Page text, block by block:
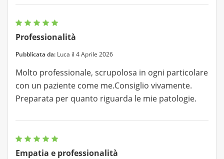
Professionalità
Pubblicata da: Luca il 4 Aprile 2026
Molto professionale, scrupolosa in ogni particolare
con un paziente come me.Consiglio vivamente.
Preparata per quanto riguarda le mie patologie.
Empatia e professionalità